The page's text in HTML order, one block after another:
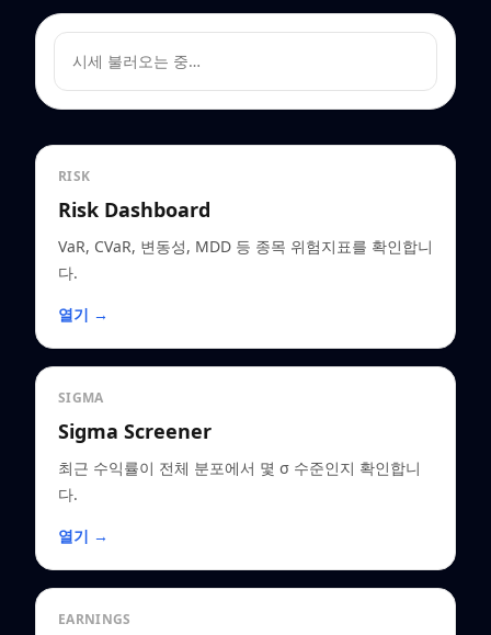
시세 불러오는 중…
RISK
Risk Dashboard
VaR, CVaR, 변동성, MDD 등 종목 위험지표를 확인합니
다.
열기 →
SIGMA
Sigma Screener
최근 수익률이 전체 분포에서 몇 σ 수준인지 확인합니
다.
열기 →
EARNINGS